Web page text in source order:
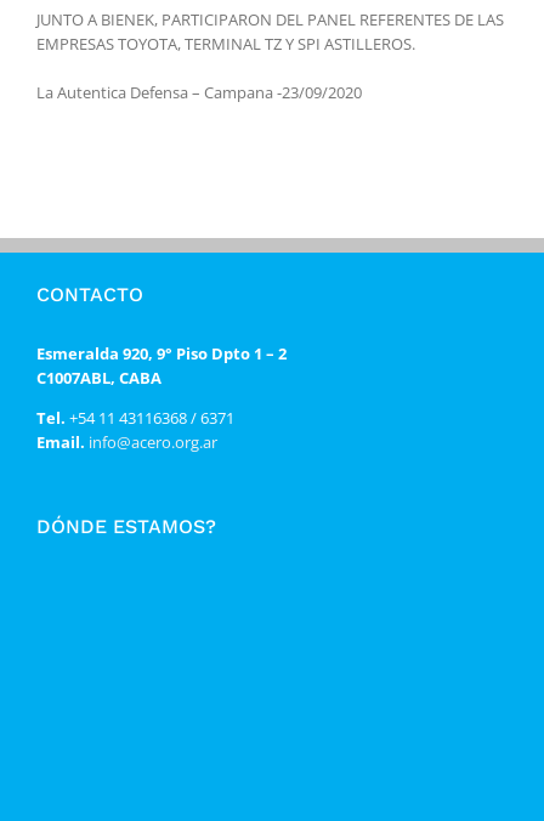
JUNTO A BIENEK, PARTICIPARON DEL PANEL REFERENTES DE LAS
EMPRESAS TOYOTA, TERMINAL TZ Y SPI ASTILLEROS.
La Autentica Defensa – Campana -23/09/2020
CONTACTO
Esmeralda 920, 9° Piso Dpto 1 – 2
C1007ABL, CABA
Tel. +54 11 43116368 / 6371
Email. info@acero.org.ar
DÓNDE ESTAMOS?